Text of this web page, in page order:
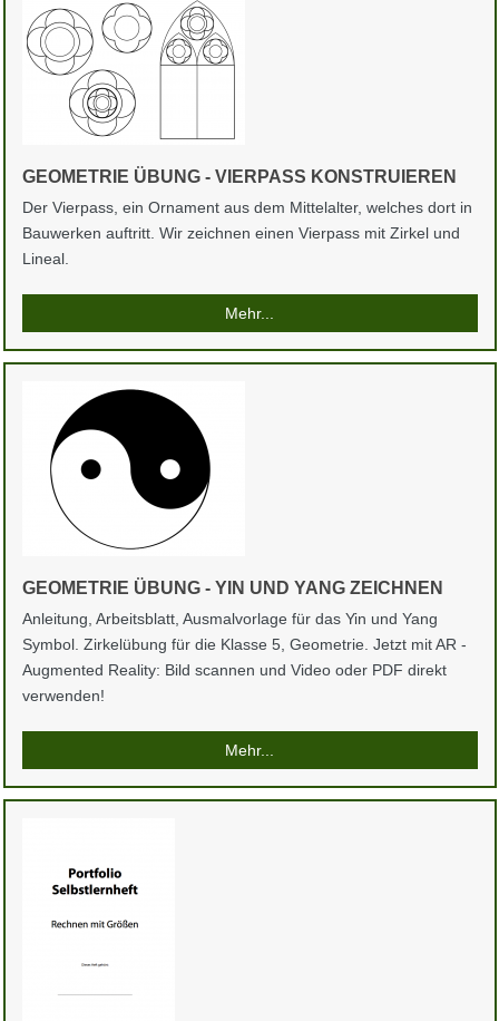
GEOMETRIE ÜBUNG - VIERPASS KONSTRUIEREN
Der Vierpass, ein Ornament aus dem Mittelalter, welches dort in
Bauwerken auftritt. Wir zeichnen einen Vierpass mit Zirkel und
Lineal.
Mehr...
GEOMETRIE ÜBUNG - YIN UND YANG ZEICHNEN
Anleitung, Arbeitsblatt, Ausmalvorlage für das Yin und Yang
Symbol. Zirkelübung für die Klasse 5, Geometrie. Jetzt mit AR -
Augmented Reality: Bild scannen und Video oder PDF direkt
verwenden!
Mehr...